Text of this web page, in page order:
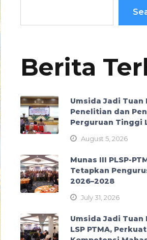
Berita
Umsida Jadi Tuan
Penelitian dan
Perguruan Tinggi
August 5, 2026
Munas III PLSP-
Tetapkan
2026–2028
July 31, 2026
Umsida Jadi Tuan
LSP PTMA,